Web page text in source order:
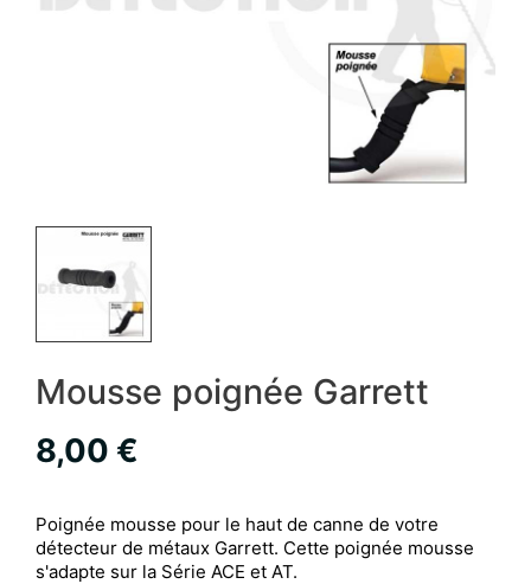
Mousse poignée Garrett
8,00 €
Poignée mousse pour le haut de canne de votre
détecteur de métaux Garrett. Cette poignée mousse
s'adapte sur la Série ACE et AT.